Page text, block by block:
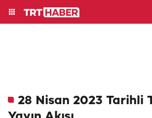
28 Nisan 2023 Tarihli